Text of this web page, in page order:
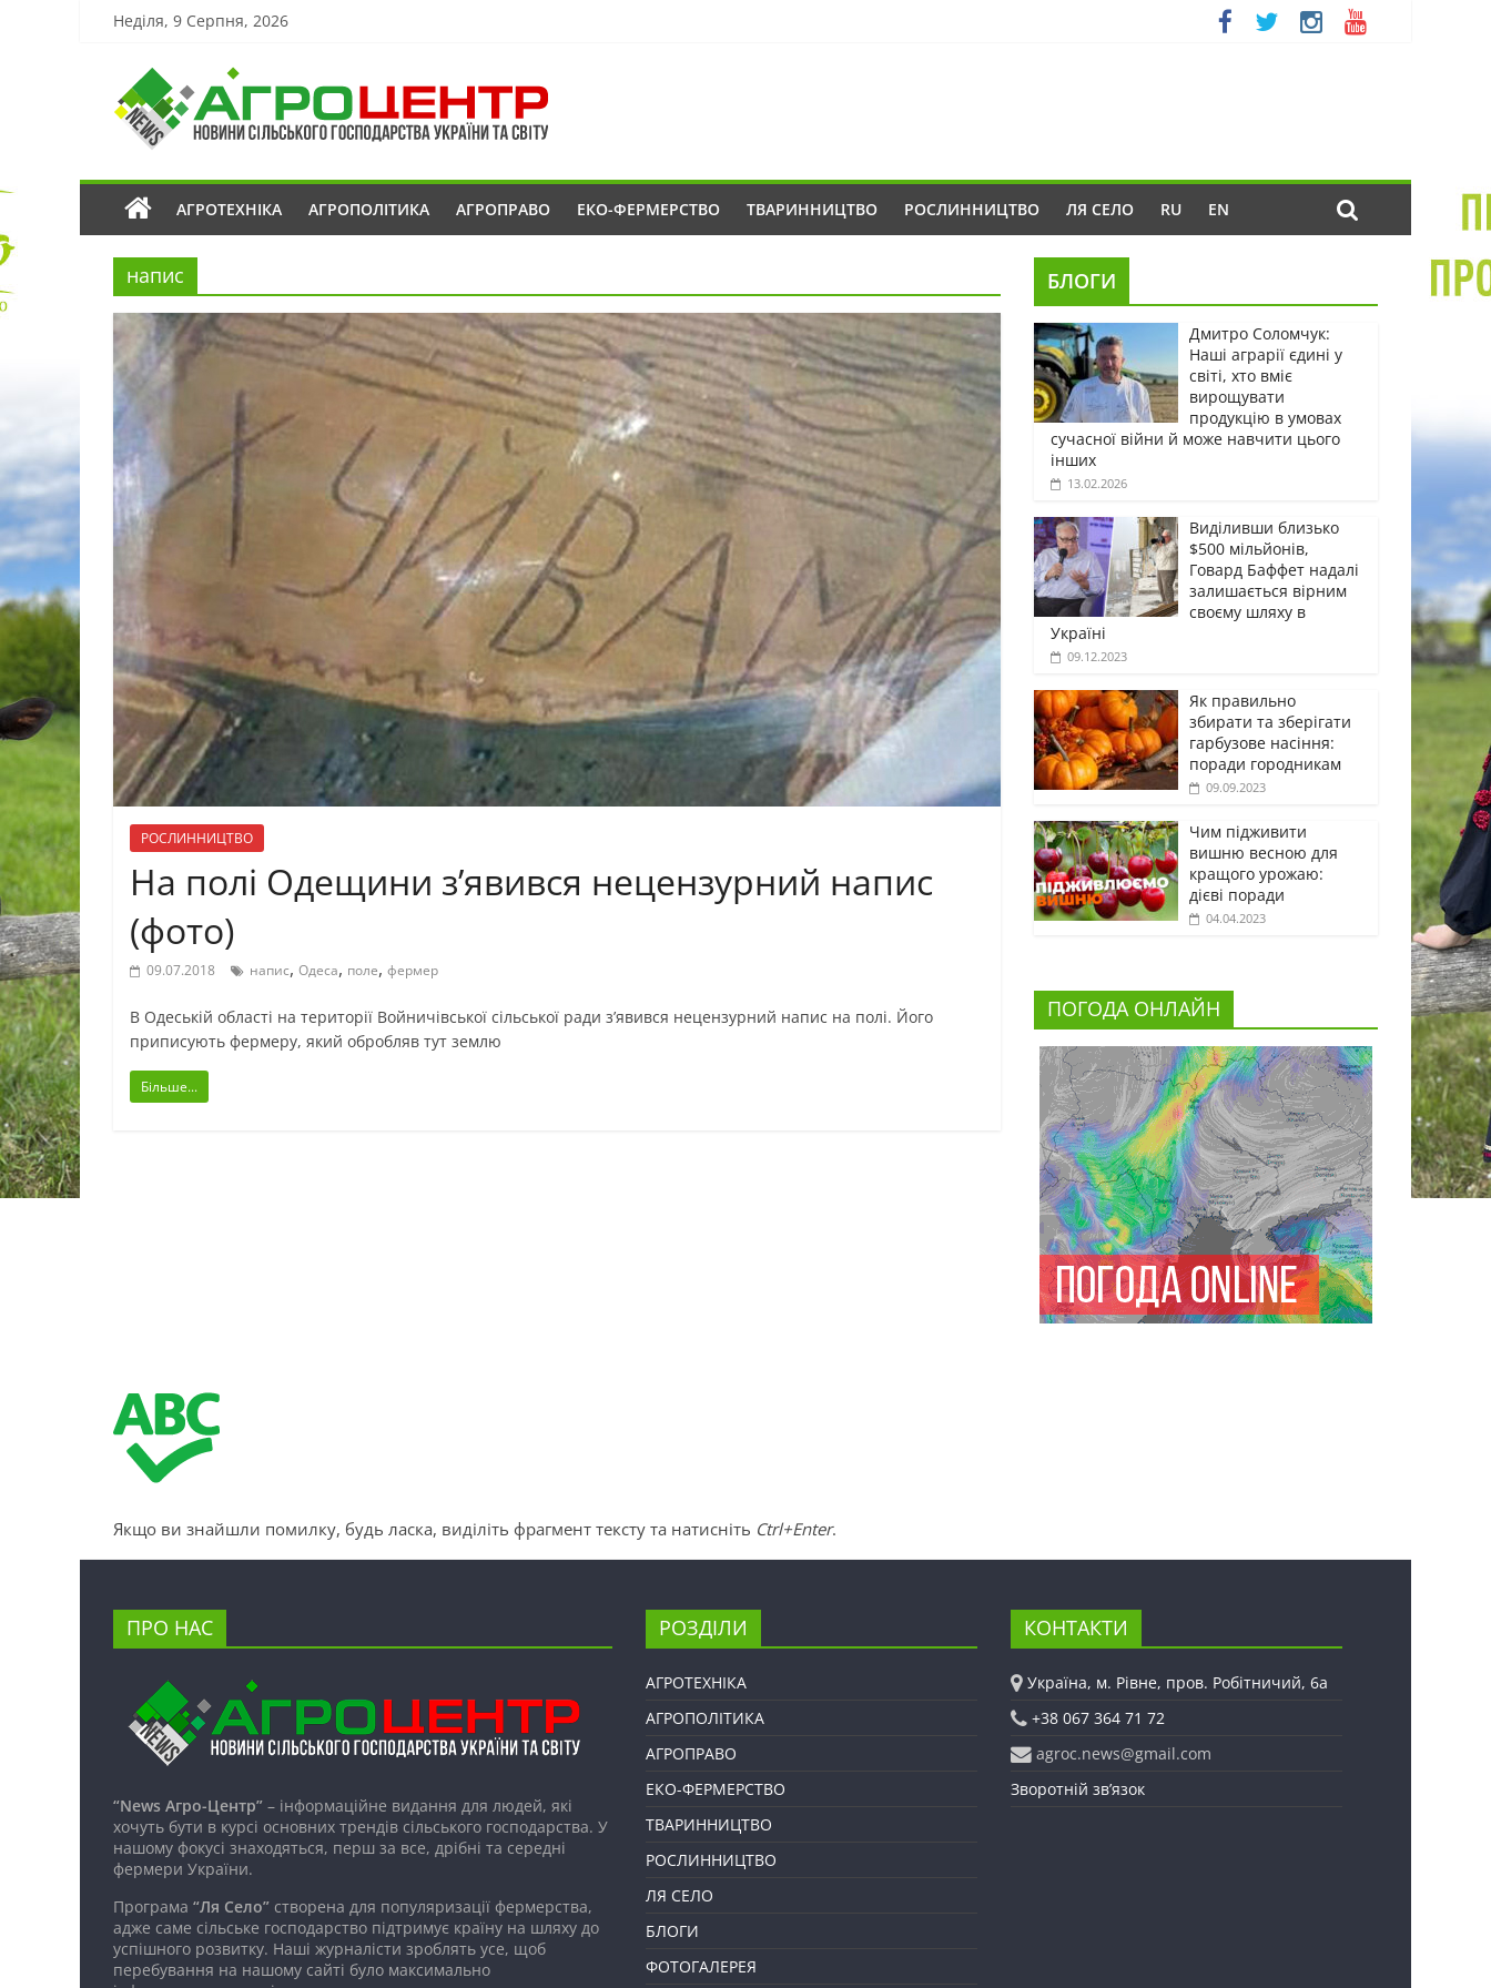
Неділя, 9 Серпня, 2026
АГРОТЕХНІКА АГРОПОЛІТИКА АГРОПРАВО ЕКО-ФЕРМЕРСТВО ТВАРИННИЦТВО РОСЛИННИЦТВО ЛЯ СЕЛО RU EN
напис
РОСЛИННИЦТВО
На полі Одещини з’явився нецензурний напис
(фото)
09.07.2018 напис, Одеса, поле, фермер
В Одеській області на території Войничівської сільської ради з’явився нецензурний напис на полі. Його
приписують фермеру, який обробляв тут землю
Більше...
БЛОГИ
Дмитро Соломчук:
Наші аграрії єдині у
світі, хто вміє
вирощувати
продукцію в умовах
сучасної війни й може навчити цього
інших
13.02.2026
Виділивши близько
$500 мільйонів,
Говард Баффет надалі
залишається вірним
своєму шляху в
Україні
09.12.2023
Як правильно
збирати та зберігати
гарбузове насіння:
поради городникам
09.09.2023
Чим підживити
вишню весною для
кращого урожаю:
дієві поради
04.04.2023
ПОГОДА ОНЛАЙН
Якщо ви знайшли помилку, будь ласка, виділіть фрагмент тексту та натисніть Ctrl+Enter.
ПРО НАС
“News Агро-Центр” – інформаційне видання для людей, які
хочуть бути в курсі основних трендів сільського господарства. У
нашому фокусі знаходяться, перш за все, дрібні та середні
фермери України.
Програма “Ля Село” створена для популяризації фермерства,
адже саме сільське господарство підтримує країну на шляху до
успішного розвитку. Наші журналісти зроблять усе, щоб
перебування на нашому сайті було максимально
РОЗДІЛИ
АГРОТЕХНІКА
АГРОПОЛІТИКА
АГРОПРАВО
ЕКО-ФЕРМЕРСТВО
ТВАРИННИЦТВО
РОСЛИННИЦТВО
ЛЯ СЕЛО
БЛОГИ
ФОТОГАЛЕРЕЯ
КОНТАКТИ
Україна, м. Рівне, пров. Робітничий, 6а
+38 067 364 71 72
agroc.news@gmail.com
Зворотній зв’язок